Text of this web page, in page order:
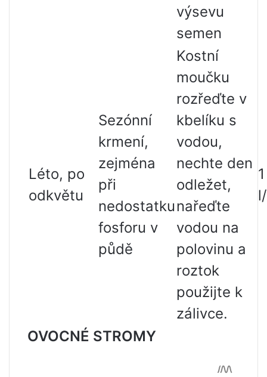
výsevu
semen
Léto, po
odkvětu
Sezónní
krmení,
zejména
při
nedostatku
fosforu v
půdě
Kostní
moučku
rozřeďte v
kbelíku s
vodou,
nechte den
odležet,
nařeďte
vodou na
polovinu a
roztok
použijte k
zálivce.
OVOCNÉ STROMY